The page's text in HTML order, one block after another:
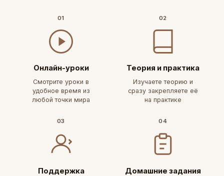
01
Онлайн-уроки
Смотрите уроки в
удобное время из
любой точки мира
02
Теория и практика
Изучаете теорию и
сразу закрепляете её
на практике
03
Поддержка
04
Домашние задания